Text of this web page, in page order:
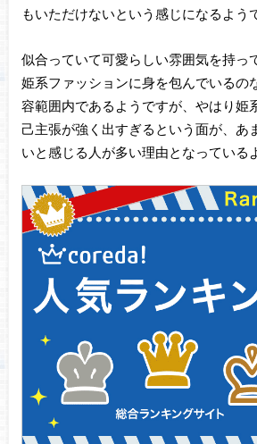
もいただけないという感じになるよう
似合っていて可愛らしい雰囲気を持っ
姫系ファッションに身を包んでいるの
容範囲内であるようですが、やはり姫
己主張が強く出すぎるという面が、あ
いと感じる人が多い理由となっている